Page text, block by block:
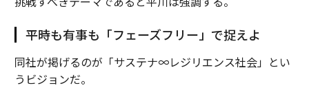
平時も有事も「フェーズフリー」で捉えよ
同社が掲げるのが「サステナ∞レジリエンス社会」とい
うビジョンだ。